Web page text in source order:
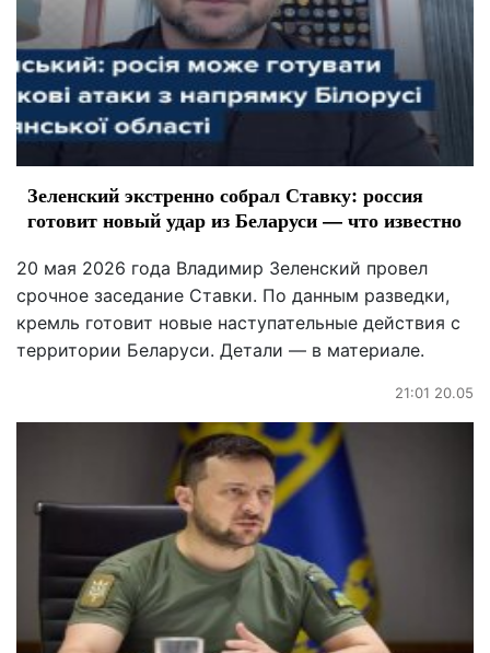
Зеленский экстренно собрал Ставку: россия
готовит новый удар из Беларуси — что известно
20 мая 2026 года Владимир Зеленский провел
срочное заседание Ставки. По данным разведки,
кремль готовит новые наступательные действия с
территории Беларуси. Детали — в материале.
21:01 20.05